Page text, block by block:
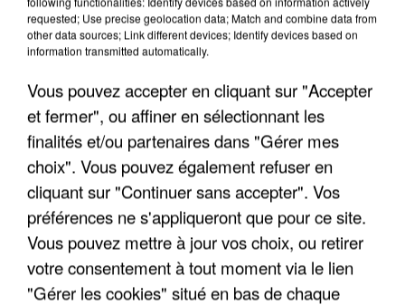
APRÈS TOUTES CES CANICULES, LES REFUGES
DE FAUNE SAUVAGE SONT...
requested; Use precise geolocation data; Match and combine data from
other data sources; Link different devices; Identify devices based on
information transmitted automatically.
Vous pouvez accepter en cliquant sur "Accepter
et fermer", ou affiner en sélectionnant les
finalités et/ou partenaires dans "Gérer mes
choix". Vous pouvez également refuser en
cliquant sur "Continuer sans accepter". Vos
préférences ne s'appliqueront que pour ce site.
Vous pouvez mettre à jour vos choix, ou retirer
votre consentement à tout moment via le lien
"Gérer les cookies" situé en bas de chaque